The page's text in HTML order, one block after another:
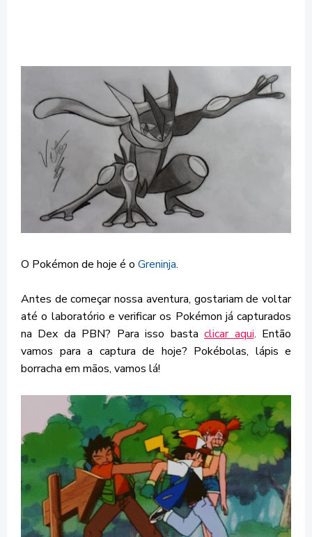
O Pokémon de hoje é o Greninja.
Antes de começar nossa aventura, gostariam de voltar
até o laboratório e verificar os Pokémon já capturados
na Dex da PBN? Para isso bastaclicar aqui. Então
vamos para a captura de hoje? Pokébolas, lápis e
borracha em mãos, vamos lá!